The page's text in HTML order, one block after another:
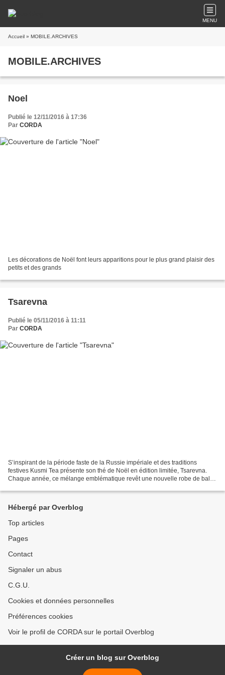
MENU
Accueil » MOBILE.ARCHIVES
MOBILE.ARCHIVES
Noel
Publié le 12/11/2016 à 17:36
Par CORDA
Les décorations de Noël font leurs apparitions pour le plus grand plaisir des
petits et des grands
Tsarevna
Publié le 05/11/2016 à 11:11
Par CORDA
S’inspirant de la période faste de la Russie impériale et des traditions
festives Kusmi Tea présente son thé de Noël en édition limitée, Tsarevna.
Chaque année, ce mélange emblématique revêt une nouvelle robe de bal,
Hébergé par Overblog
Top articles
Pages
Contact
Signaler un abus
C.G.U.
Cookies et données personnelles
Préférences cookies
Voir le profil de CORDA sur le portail Overblog
Créer un blog sur Overblog